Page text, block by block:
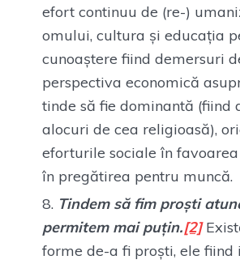
efort continuu de (re-)
omului, cultura și educația
cunoaștere fiind demersuri
perspectiva economică
tinde să fie dominantă (fiind
alocuri de cea religioasă),
eforturile sociale în
în pregătirea pentru muncă.
Tindem să fim proști
permitem mai puțin.[2]
forme de-a fi proști, ele fiind